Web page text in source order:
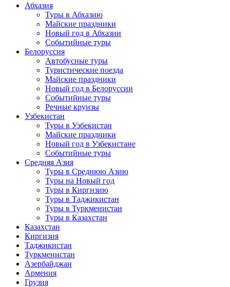
Абхазия
Туры в Абхазию
Майские праздники
Новый год в Абхазии
Событийные туры
Белоруссия
Автобусные туры
Туристические поезда
Майские праздники
Новый год в Белоруссии
Событийные туры
Речные круизы
Узбекистан
Туры в Узбекистан
Майские праздники
Новый год в Узбекистане
Событийные туры
Средняя Азия
Туры в Среднюю Азию
Туры на Новый год
Туры в Киргизию
Туры в Таджикистан
Туры в Туркменистан
Туры в Казахстан
Казахстан
Киргизия
Таджикистан
Туркменистан
Азербайджан
Армения
Грузия